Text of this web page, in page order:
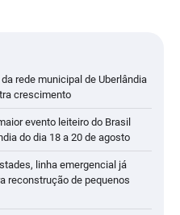
rede municipal de Uberlândia
crescimento
evento leiteiro do Brasil
do dia 18 a 20 de agosto
linha emergencial já
reconstrução de pequenos